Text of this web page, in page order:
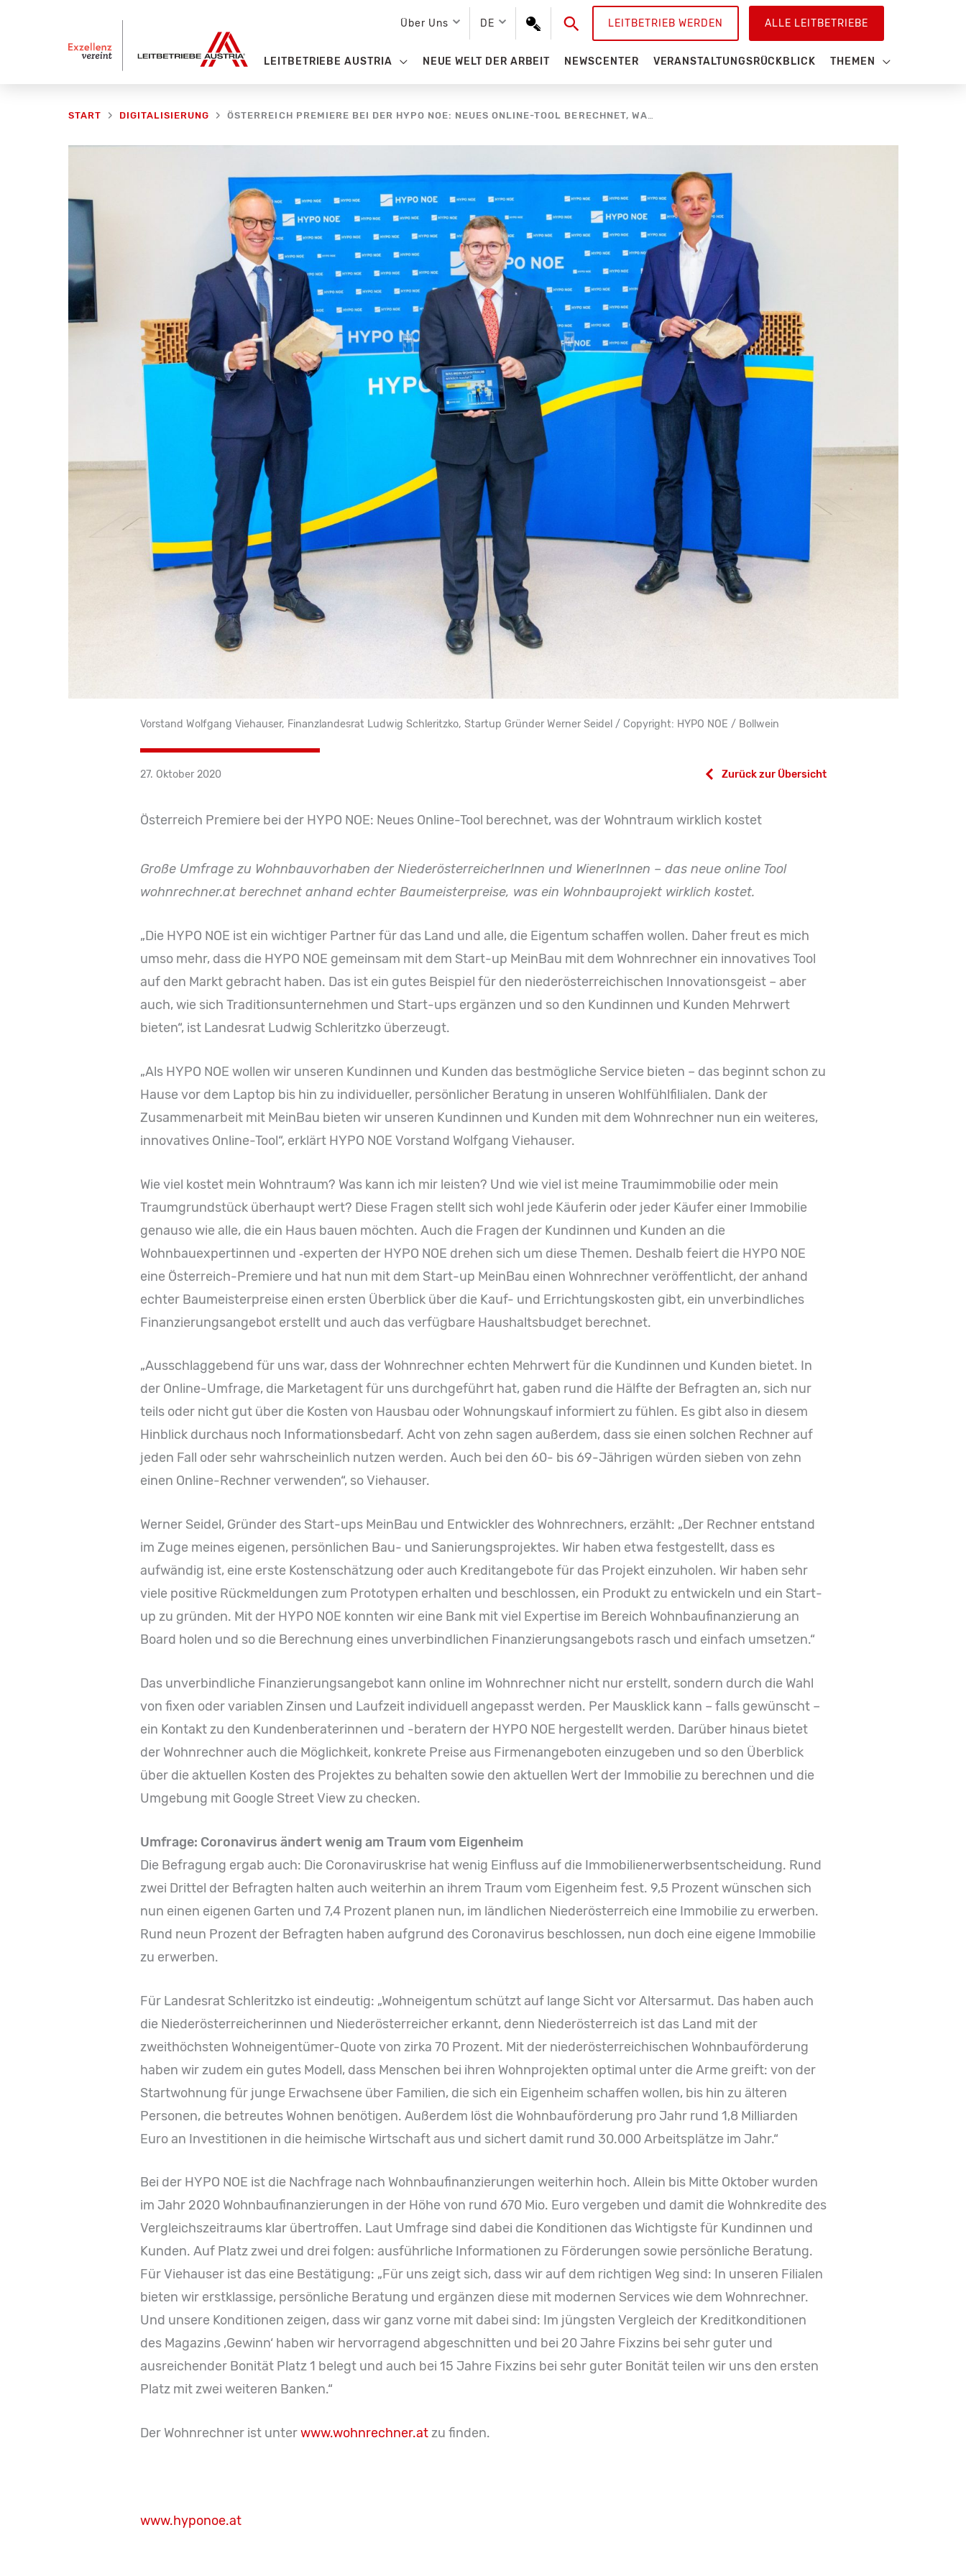
Über Uns DE SuchenLEITBETRIEB WERDEN ALLE LEITBETRIEBE
LEITBETRIEBE AUSTRIA NEUE WELT DER ARBEIT NEWSCENTER VERANSTALTUNGSRÜCKBLICK THEMEN
START DIGITALISIERUNG
Vorstand Wolfgang Viehauser, Finanzlandesrat Ludwig Schleritzko, Startup Gründer Werner Seidel / Copyright: HYPO NOE / Bollwein
27. Oktober 2020 Zurück zur Übersicht
Österreich Premiere bei der HYPO NOE: Neues Online-Tool berechnet, was der Wohntraum wirklich kostet
Große Umfrage zu Wohnbauvorhaben der NiederösterreicherInnen und WienerInnen – das neue online Tool
wohnrechner.at berechnet anhand echter Baumeisterpreise, was ein Wohnbauprojekt wirklich kostet.
„Die HYPO NOE ist ein wichtiger Partner für das Land und alle, die Eigentum schaffen wollen. Daher freut es mich
umso mehr, dass die HYPO NOE gemeinsam mit dem Start-up MeinBau mit dem Wohnrechner ein innovatives Tool
auf den Markt gebracht haben. Das ist ein gutes Beispiel für den niederösterreichischen Innovationsgeist – aber
auch, wie sich Traditionsunternehmen und Start-ups ergänzen und so den Kundinnen und Kunden Mehrwert
bieten“, ist Landesrat Ludwig Schleritzko überzeugt.
„Als HYPO NOE wollen wir unseren Kundinnen und Kunden das bestmögliche Service bieten – das beginnt schon zu
Hause vor dem Laptop bis hin zu individueller, persönlicher Beratung in unseren Wohlfühlfilialen. Dank der
Zusammenarbeit mit MeinBau bieten wir unseren Kundinnen und Kunden mit dem Wohnrechner nun ein weiteres,
innovatives Online-Tool“, erklärt HYPO NOE Vorstand Wolfgang Viehauser.
Wie viel kostet mein Wohntraum? Was kann ich mir leisten? Und wie viel ist meine Traumimmobilie oder mein
Traumgrundstück überhaupt wert? Diese Fragen stellt sich wohl jede Käuferin oder jeder Käufer einer Immobilie
genauso wie alle, die ein Haus bauen möchten. Auch die Fragen der Kundinnen und Kunden an die
Wohnbauexpertinnen und ‑experten der HYPO NOE drehen sich um diese Themen. Deshalb feiert die HYPO NOE
eine Österreich-Premiere und hat nun mit dem Start-up MeinBau einen Wohnrechner veröffentlicht, der anhand
echter Baumeisterpreise einen ersten Überblick über die Kauf- und Errichtungskosten gibt, ein unverbindliches
Finanzierungsangebot erstellt und auch das verfügbare Haushaltsbudget berechnet.
„Ausschlaggebend für uns war, dass der Wohnrechner echten Mehrwert für die Kundinnen und Kunden bietet. In
der Online-Umfrage, die Marketagent für uns durchgeführt hat, gaben rund die Hälfte der Befragten an, sich nur
teils oder nicht gut über die Kosten von Hausbau oder Wohnungskauf informiert zu fühlen. Es gibt also in diesem
Hinblick durchaus noch Informationsbedarf. Acht von zehn sagen außerdem, dass sie einen solchen Rechner auf
jeden Fall oder sehr wahrscheinlich nutzen werden. Auch bei den 60- bis 69-Jährigen würden sieben von zehn
einen Online-Rechner verwenden“, so Viehauser.
Werner Seidel, Gründer des Start-ups MeinBau und Entwickler des Wohnrechners, erzählt: „Der Rechner entstand
im Zuge meines eigenen, persönlichen Bau- und Sanierungsprojektes. Wir haben etwa festgestellt, dass es
aufwändig ist, eine erste Kostenschätzung oder auch Kreditangebote für das Projekt einzuholen. Wir haben sehr
viele positive Rückmeldungen zum Prototypen erhalten und beschlossen, ein Produkt zu entwickeln und ein Start-
up zu gründen. Mit der HYPO NOE konnten wir eine Bank mit viel Expertise im Bereich Wohnbaufinanzierung an
Board holen und so die Berechnung eines unverbindlichen Finanzierungsangebots rasch und einfach umsetzen.“
Das unverbindliche Finanzierungsangebot kann online im Wohnrechner nicht nur erstellt, sondern durch die Wahl
von fixen oder variablen Zinsen und Laufzeit individuell angepasst werden. Per Mausklick kann – falls gewünscht –
ein Kontakt zu den Kundenberaterinnen und -beratern der HYPO NOE hergestellt werden. Darüber hinaus bietet
der Wohnrechner auch die Möglichkeit, konkrete Preise aus Firmenangeboten einzugeben und so den Überblick
über die aktuellen Kosten des Projektes zu behalten sowie den aktuellen Wert der Immobilie zu berechnen und die
Umgebung mit Google Street View zu checken.
Umfrage: Coronavirus ändert wenig am Traum vom Eigenheim
Die Befragung ergab auch: Die Coronaviruskrise hat wenig Einfluss auf die Immobilienerwerbsentscheidung. Rund
zwei Drittel der Befragten halten auch weiterhin an ihrem Traum vom Eigenheim fest. 9,5 Prozent wünschen sich
nun einen eigenen Garten und 7,4 Prozent planen nun, im ländlichen Niederösterreich eine Immobilie zu erwerben.
Rund neun Prozent der Befragten haben aufgrund des Coronavirus beschlossen, nun doch eine eigene Immobilie
zu erwerben.
Für Landesrat Schleritzko ist eindeutig: „Wohneigentum schützt auf lange Sicht vor Altersarmut. Das haben auch
die Niederösterreicherinnen und Niederösterreicher erkannt, denn Niederösterreich ist das Land mit der
zweithöchsten Wohneigentümer-Quote von zirka 70 Prozent. Mit der niederösterreichischen Wohnbauförderung
haben wir zudem ein gutes Modell, dass Menschen bei ihren Wohnprojekten optimal unter die Arme greift: von der
Startwohnung für junge Erwachsene über Familien, die sich ein Eigenheim schaffen wollen, bis hin zu älteren
Personen, die betreutes Wohnen benötigen. Außerdem löst die Wohnbauförderung pro Jahr rund 1,8 Milliarden
Euro an Investitionen in die heimische Wirtschaft aus und sichert damit rund 30.000 Arbeitsplätze im Jahr.“
Bei der HYPO NOE ist die Nachfrage nach Wohnbaufinanzierungen weiterhin hoch. Allein bis Mitte Oktober wurden
im Jahr 2020 Wohnbaufinanzierungen in der Höhe von rund 670 Mio. Euro vergeben und damit die Wohnkredite des
Vergleichszeitraums klar übertroffen. Laut Umfrage sind dabei die Konditionen das Wichtigste für Kundinnen und
Kunden. Auf Platz zwei und drei folgen: ausführliche Informationen zu Förderungen sowie persönliche Beratung.
Für Viehauser ist das eine Bestätigung: „Für uns zeigt sich, dass wir auf dem richtigen Weg sind: In unseren Filialen
bieten wir erstklassige, persönliche Beratung und ergänzen diese mit modernen Services wie dem Wohnrechner.
Und unsere Konditionen zeigen, dass wir ganz vorne mit dabei sind: Im jüngsten Vergleich der Kreditkonditionen
des Magazins ‚Gewinn‘ haben wir hervorragend abgeschnitten und bei 20 Jahre Fixzins bei sehr guter und
ausreichender Bonität Platz 1 belegt und auch bei 15 Jahre Fixzins bei sehr guter Bonität teilen wir uns den ersten
Platz mit zwei weiteren Banken.“
Der Wohnrechner ist unterwww.wohnrechner.atzu finden.
www.hyponoe.at